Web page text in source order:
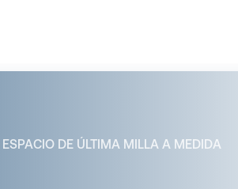
ESPACIO DE ÚLTIMA MILLA A MEDIDA